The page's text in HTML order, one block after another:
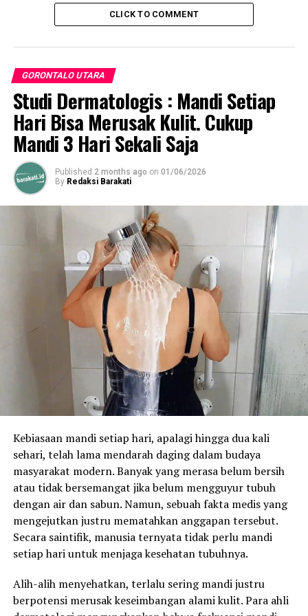
DON'T MISS
Santai
CLICK TO COMMENT
GORONTALO UTARA
Studi Dermatologis : Mandi Setiap
Hari Bisa Merusak Kulit. Cukup
Mandi 3 Hari Sekali Saja
Published 2 months ago on 01/06/2026
By Redaksi Barakati
Kebiasaan mandi setiap hari, apalagi hingga dua kali
sehari, telah lama mendarah daging dalam budaya
masyarakat modern. Banyak yang merasa belum bersih
atau tidak bersemangat jika belum mengguyur tubuh
dengan air dan sabun. Namun, sebuah fakta medis yang
mengejutkan justru mematahkan anggapan tersebut.
Secara saintifik, manusia ternyata tidak perlu mandi
setiap hari untuk menjaga kesehatan tubuhnya.
Alih-alih menyehatkan, terlalu sering mandi justru
berpotensi merusak keseimbangan alami kulit. Para ahli